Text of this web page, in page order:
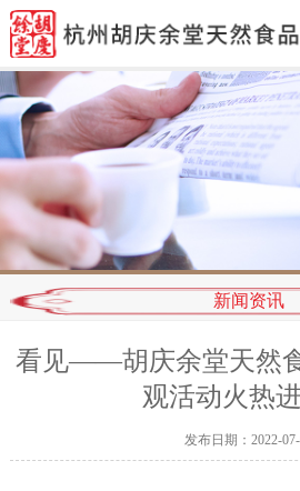
新闻资讯
看见——胡庆余堂天然
观活动火热
发布日期：2022-